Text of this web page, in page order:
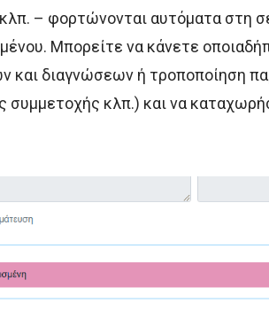
– φορτώνονται αυτόματα στη
Μπορείτε να κάνετε
και διαγνώσεων ή τροποποίηση
συμμετοχής κλπ.) και να